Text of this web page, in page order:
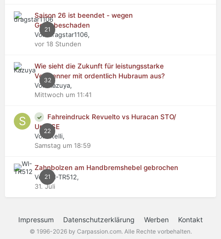
21
Saison 26 ist beendet - wegen
Getriebeschaden
Von dragstar1106,
vor 18 Stunden
32
Wie sieht die Zukunft für leistungsstarke
Verbrenner mit ordentlich Hubraum aus?
Von Kazuya,
Mittwoch um 11:41
22
Fahreindruck Revuelto vs Huracan STO/
Urus SE
Von stelli,
Samstag um 18:59
21
Zahnbolzen am Handbremshebel gebrochen
Von WI-TR512,
31. Juli
Impressum Datenschutzerklärung Werben Kontakt
© 1996-2026 by Carpassion.com. Alle Rechte vorbehalten.